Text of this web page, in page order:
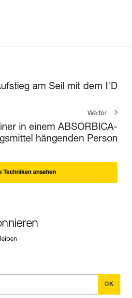
am Seil mit dem I'D
Weiter
in einem ABSORBICA-
hängenden Person
Techniken ansehen